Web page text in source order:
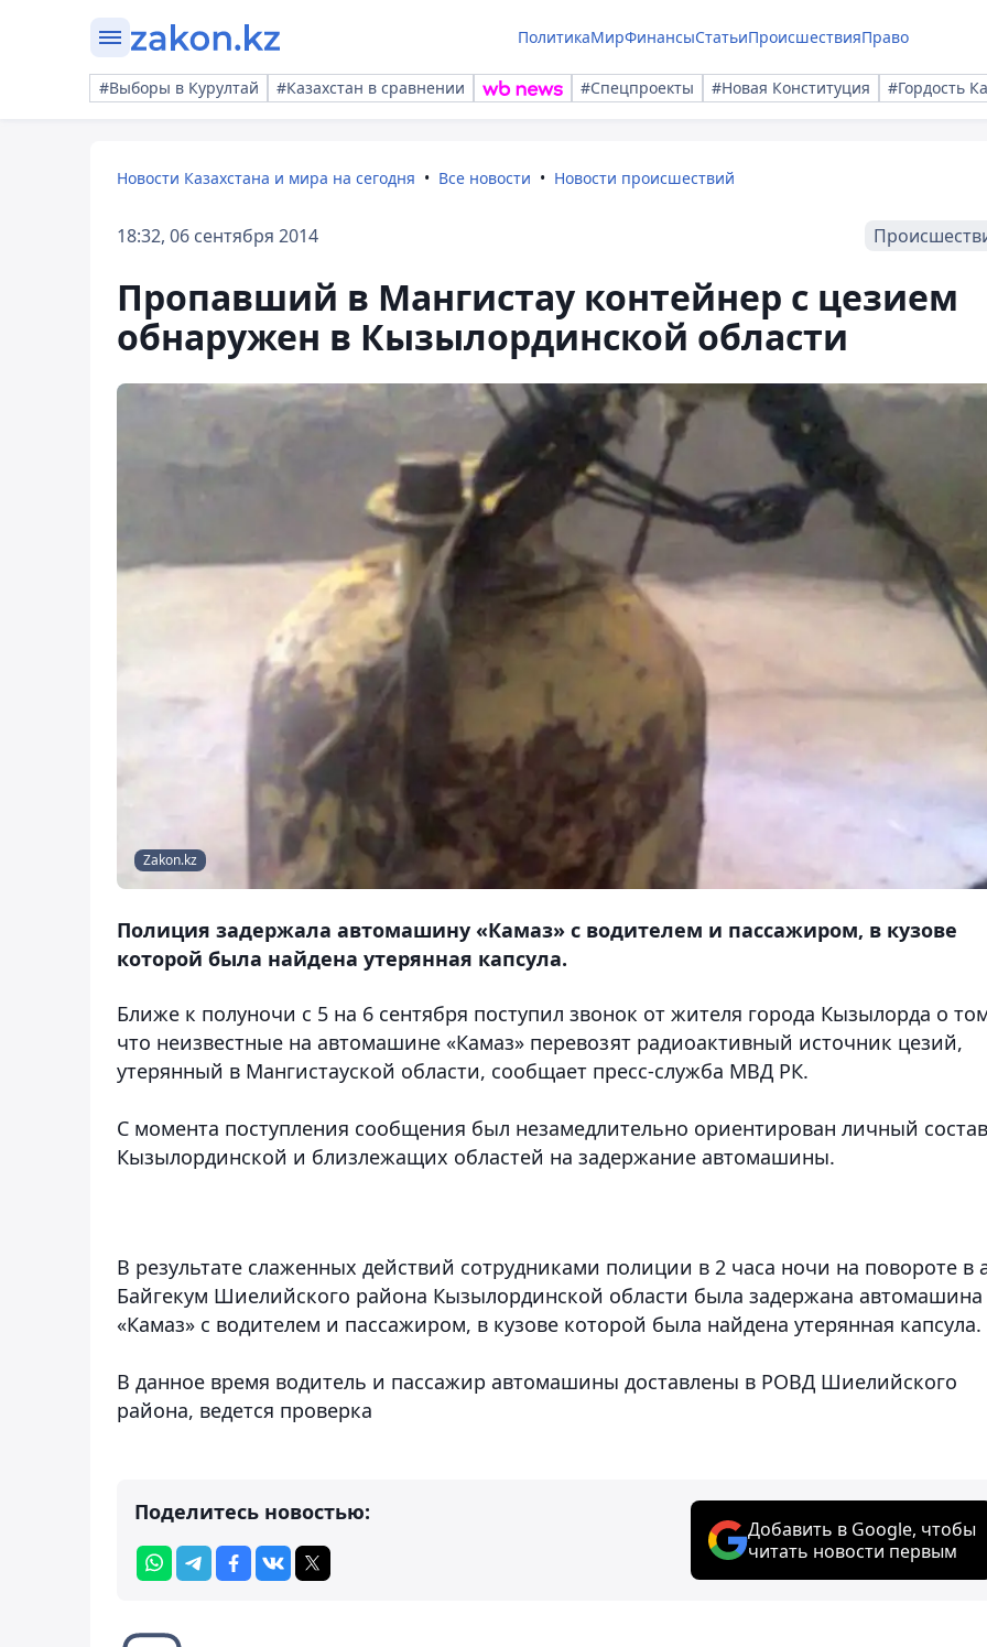
ПолитикаМирФинансыСтатьиПроисшествияПраво
#Выборы в Курултай #Казахстан в сравнении #Спецпроекты #Новая Конституция #Гордость
Новости Казахстана и мира на сегодня Все новости Новости происшествий
18:32, 06 сентября 2014
Пропавший в Мангистау контейнер с цезием
обнаружен в Кызылординской области
Zakon.kz
Полиция задержала автомашину «Камаз» с водителем и пассажиром, в кузове
которой была найдена утерянная капсула.
Ближе к полуночи с 5 на 6 сентября поступил звонок от жителя города Кызылорда о
что неизвестные на автомашине «Камаз» перевозят радиоактивный источник цезий,
утерянный в Мангистауской области, сообщает пресс-служба МВД РК.
С момента поступления сообщения был незамедлительно ориентирован личный состав
Кызылординской и близлежащих областей на задержание автомашины.
В результате слаженных действий сотрудниками полиции в 2 часа ночи на повороте в
Байгекум Шиелийского района Кызылординской области была задержана автомашина
«Камаз» с водителем и пассажиром, в кузове которой была найдена утерянная капсула.
В данное время водитель и пассажир автомашины доставлены в РОВД Шиелийского
района, ведется проверка
Поделитесь новостью:
Добавить в Google, чтобы
читать новости первым